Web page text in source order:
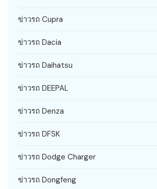
ข่าวรถ Cupra
ข่าวรถ Dacia
ข่าวรถ Daihatsu
ข่าวรถ DEEPAL
ข่าวรถ Denza
ข่าวรถ DFSK
ข่าวรถ Dodge Charger
ข่าวรถ Dongfeng